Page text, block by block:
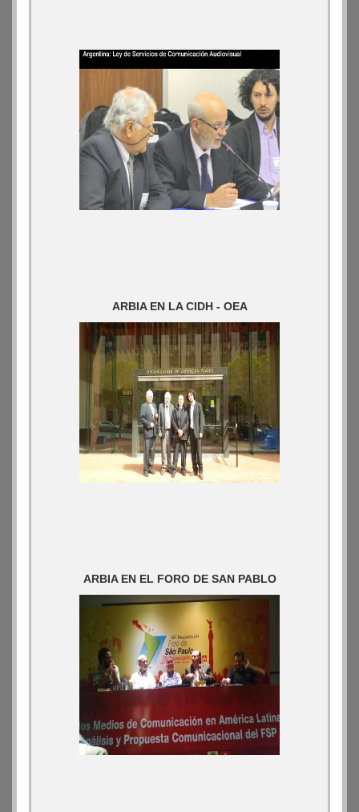
ARBIA EN LA CIDH - OEA
ARBIA EN EL FORO DE SAN PABLO